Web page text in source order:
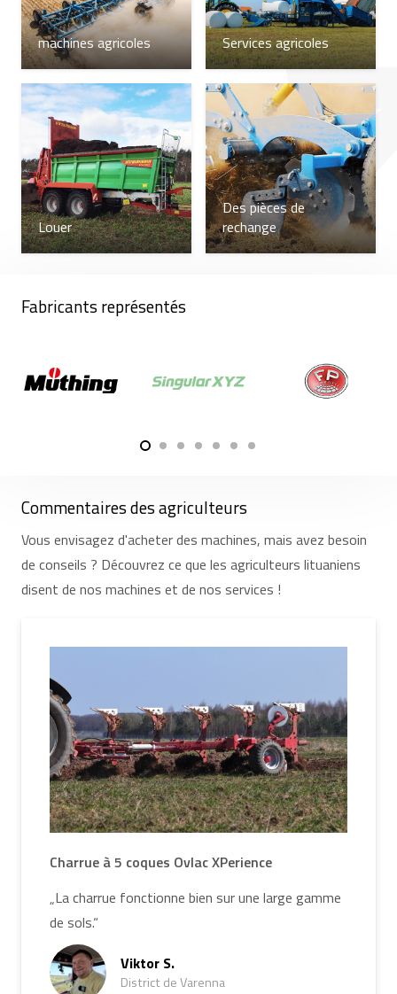
machines agricoles Services agricoles
Louer
Des pièces de
rechange
Fabricants représentés
Commentaires des agriculteurs
Vous envisagez d'acheter des machines, mais avez besoin
de conseils ? Découvrez ce que les agriculteurs lituaniens
disent de nos machines et de nos services !
Charrue à 5 coques Ovlac XPerience
„La charrue fonctionne bien sur une large gamme
de sols.“
Viktor S.
District de Varenna